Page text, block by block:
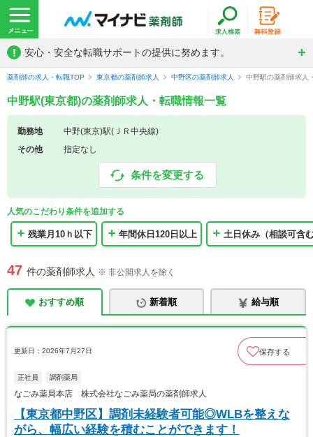
! 安心・安全な転職サポートの提供に努めます。
薬剤師の求人・転職TOP 東京都の薬剤師求人 中野区の薬剤師求人 中野駅の薬剤師求人
中野駅(東京都)の薬剤師求人・転職情報一覧
勤務地
中野(東京)駅(ＪＲ中央線)
その他
指定なし
条件を変更する
人気のこだわり条件を追加する
残業月10ｈ以下 年間休日120日以上 土日休み（相談可含
47 件の薬剤師求人 ※ 非公開求人を除く
おすすめ順 新着順 給与順
更新日：2026年7月27日 保存する
正社員 調剤薬局
なごみ薬局本店 株式会社なごみ薬局の薬剤師求人
【東京都中野区】調剤未経験者可能◎WLBを整えな
がら、幅広い経験を積むことができます！